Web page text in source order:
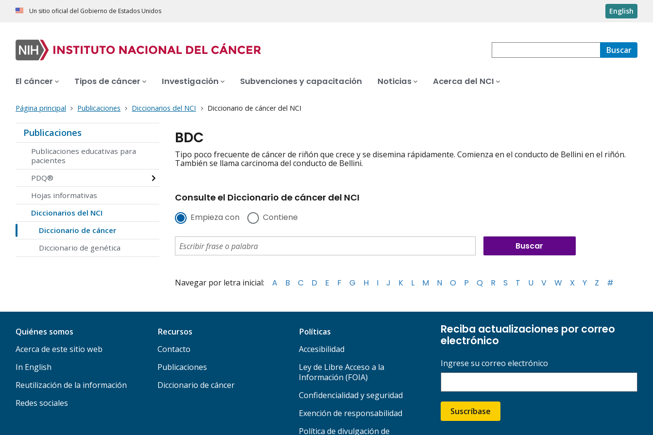
Un sitio oficial del Gobierno de Estados Unidos English
Buscar
El cáncer Tipos de cáncer Investigación Subvenciones y capacitación Noticias Acerca del NCI
Página principal Publicaciones Diccionarios del NCI Diccionario de cáncer del NCI
Publicaciones
Publicaciones educativas para
pacientes
PDQ®
Hojas informativas
Diccionarios del NCI
Diccionario de cáncer
Diccionario de genética
BDC
Tipo poco frecuente de cáncer de riñón que crece y se disemina rápidamente. Comienza en el conducto de Bellini en el riñón.
También se llama carcinoma del conducto de Bellini.
Consulte el Diccionario de cáncer del NCI
Empieza con Contiene
Navegar por letra inicial: A B C D E F G H I J K L M N O P Q R S T U V W X Y Z #
Quiénes somos
Acerca de este sitio web
In English
Reutilización de la información
Redes sociales
Recursos
Contacto
Publicaciones
Diccionario de cáncer
Políticas
Accesibilidad
Ley de Libre Acceso a la
Información (FOIA)
Confidencialidad y seguridad
Exención de responsabilidad
Política de divulgación de
Reciba actualizaciones por correo
electrónico
Ingrese su correo electrónico
Suscríbase